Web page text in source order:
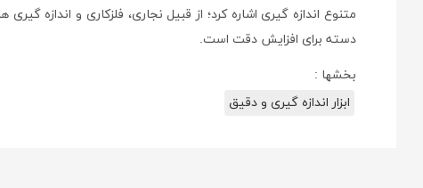
متنوع اندازه گیری اشاره کرد؛ از قبیل نجاری، فلزکاری و اندازه
دسته برای افزایش دقت است.
بخشها :
ابزار اندازه گیری و دقیق